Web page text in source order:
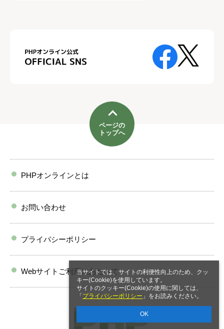
当サイトでは、サイトの利便性向上のため、クッ
キー(Cookie)を使用しています。
サイトのクッキー(Cookie)の使用に関しては、
「 プライバシーポリシー 」をお読みください。
OK
ページの
トップへ
PHPオンラインとは
お問い合わせ
プライバシーポリシー
Webサイトご利用にあたって